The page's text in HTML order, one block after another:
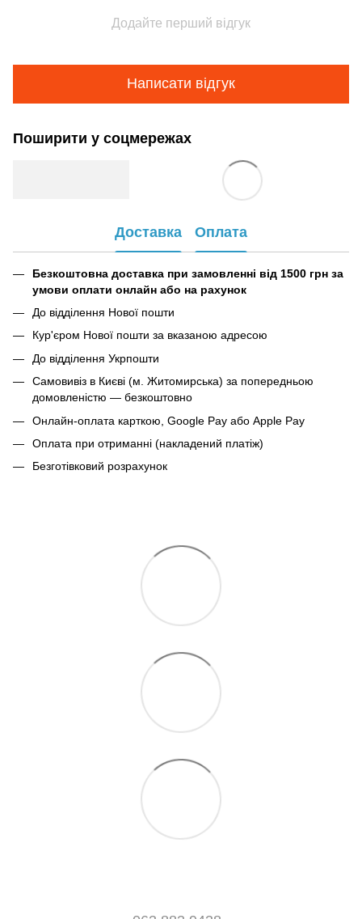
Додайте перший відгук
Написати відгук
Поширити у соцмережах
Доставка Оплата
Безкоштовна доставка при замовленні від 1500 грн за
умови оплати онлайн або на рахунок
До відділення Нової пошти
Кур'єром Нової пошти за вказаною адресою
До відділення Укрпошти
Самовивіз в Києві (м. Житомирська) за попередньою
домовленістю — безкоштовно
Онлайн-оплата карткою, Google Pay або Apple Pay
Оплата при отриманні (накладений платіж)
Безготівковий розрахунок